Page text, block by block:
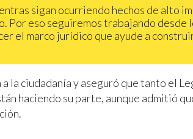
sigan ocurriendo hechos de alto
Por eso seguiremos trabajando desde
el marco jurídico que ayude a construir
la ciudadanía y aseguró que tanto el
haciendo su parte, aunque admitió